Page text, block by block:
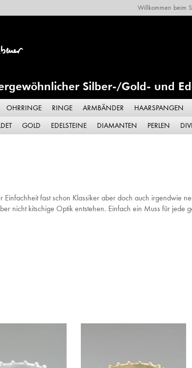
Willkommen beim
Silber-/Gold- und
OHRRINGE RINGE ARMBÄNDER HAARSPANGEN
GOLD EDELSTEINE DIAMANTEN PERLEN
Einfachheit fast schon Klassiker aber doch auch irgendwie
nicht kitschige Optik entstehen. Einfach ein Muss für jede